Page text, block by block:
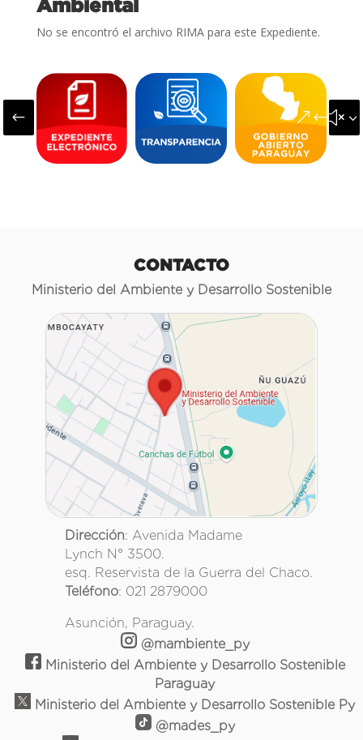
Ambiental
No se encontró el archivo RIMA para este Expediente.
#
CONTACTO
Ministerio del Ambiente y Desarrollo Sostenible
Dirección: Avenida Madame
Lynch N° 3500.
esq. Reservista de la Guerra del Chaco.
Teléfono: 021 2879000
Asunción, Paraguay.
@mambiente_py
Ministerio del Ambiente y Desarrollo Sostenible
Paraguay
Ministerio del Ambiente y Desarrollo Sostenible Py
@mades_py